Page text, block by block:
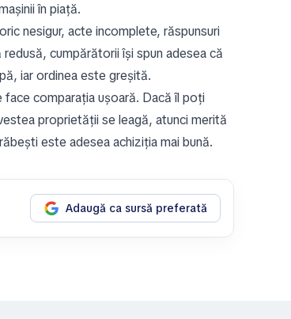
în piață.
nesigur, acte incomplete, răspunsuri
cumpărătorii își spun adesea că
iar ordinea este greșită.
comparația ușoară. Dacă îl poți
proprietății se leagă, atunci merită
este adesea achiziția mai bună.
Adaugă ca sursă preferată